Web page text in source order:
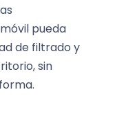
pueda
de filtrado y
sin